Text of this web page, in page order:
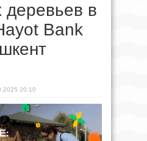
деревьев в
Bank
20:10